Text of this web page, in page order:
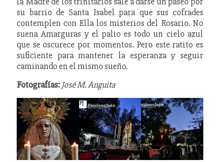
su barrio de Santa Isabel para que sus cofrades
contemplen con Ella los misterios del Rosario. No
suena Amarguras y el palio es todo un cielo azul
que se oscurece por momentos. Pero este ratito es
suficiente para mantener la esperanza y seguir
caminando en el mismo sueño.
Fotografías: José M. Anguita